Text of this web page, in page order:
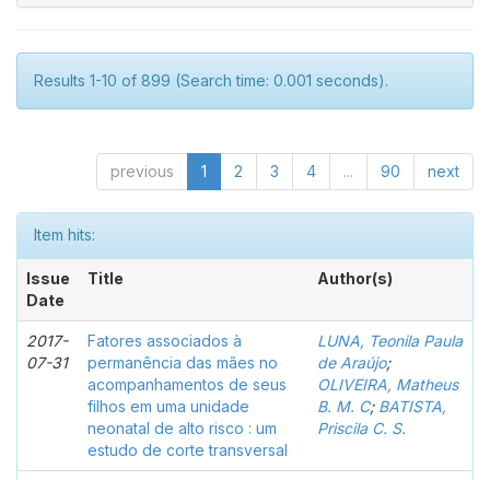
Results 1-10 of 899 (Search time: 0.001 seconds).
previous 1 2 3 4 ... 90 next
Item hits:
Issue
Date
Title Author(s)
2017-
07-31
Fatores associados à
permanência das mães no
acompanhamentos de seus
filhos em uma unidade
neonatal de alto risco : um
estudo de corte transversal
LUNA, Teonila Paula
de Araújo;
OLIVEIRA, Matheus
B. M. C; BATISTA,
Priscila C. S.